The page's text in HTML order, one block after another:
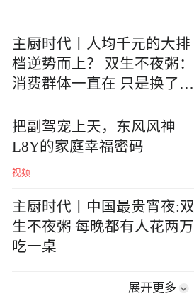
主厨时代丨人均千元的大排
档逆势而上？ 双生不夜粥：
消费群体一直在 只是换了个
把副驾宠上天，东风风神
L8Y的家庭幸福密码
视频
主厨时代丨中国最贵宵夜:双
生不夜粥 每晚都有人花两万
吃一桌
展开更多